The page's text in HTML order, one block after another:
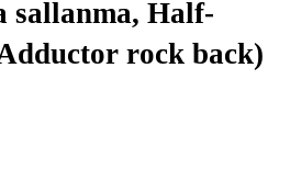
sallanma, Half-
rock back)